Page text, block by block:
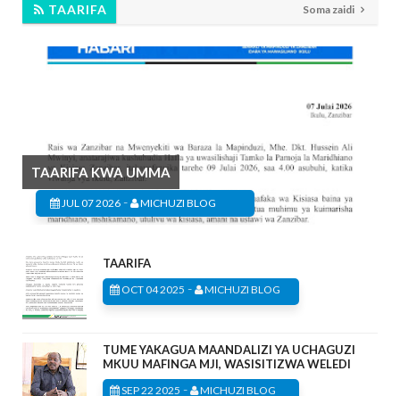
TAARIFA Soma zaidi
TAARIFA KWA UMMA
JUL 07 2026 - MICHUZI BLOG
TAARIFA
OCT 04 2025 - MICHUZI BLOG
TUME YAKAGUA MAANDALIZI YA UCHAGUZI
MKUU MAFINGA MJI, WASISITIZWA WELEDI
SEP 22 2025 - MICHUZI BLOG